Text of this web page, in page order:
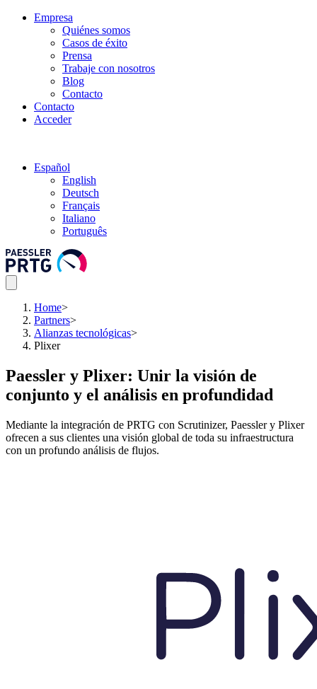
Empresa
Quiénes somos
Casos de éxito
Prensa
Trabaje con nosotros
Blog
Contacto
Contacto
Acceder
Español
English
Deutsch
Français
Italiano
Português
Home>
Partners>
Alianzas tecnológicas>
Plixer
Paessler y Plixer: Unir la visión de
conjunto y el análisis en profundidad
Mediante la integración de PRTG con Scrutinizer, Paessler y Plixer
ofrecen a sus clientes una visión global de toda su infraestructura
con un profundo análisis de flujos.